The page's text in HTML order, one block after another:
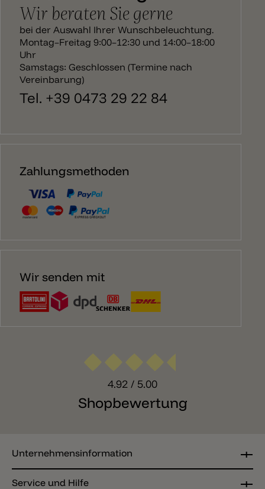
Wir beraten Sie gerne
bei der Auswahl Ihrer Wunschbeleuchtung.
Montag–Freitag 9:00–12:30 und 14:00–18:00
Uhr
Samstags: Geschlossen (Termine nach
Vereinbarung)
Tel. +39 0473 29 22 84
Zahlungsmethoden
Wir senden mit
4.92 / 5.00
Shopbewertung
Unternehmensinformation
Service und Hilfe